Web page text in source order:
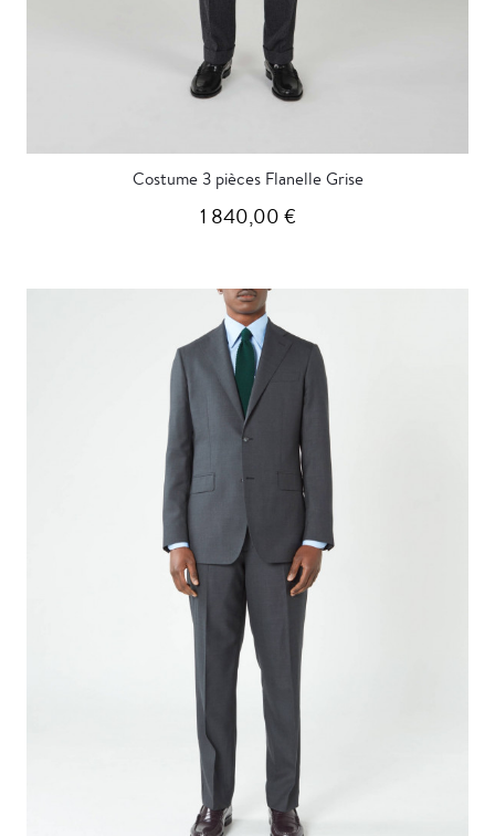
Costume 3 pièces Flanelle Grise
1 840,00 €